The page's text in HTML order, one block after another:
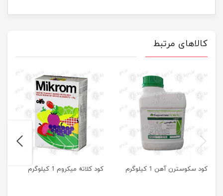
کالاهای مرتبط
کود سکوسترن آهن 1 کیلوگرم کود کلاته میکروم 1 کیلوگرم
previus